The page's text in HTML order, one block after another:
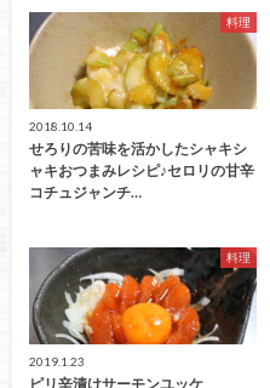
料理
2018.10.14
せろりの苦味を活かしたシャキシ
ャキおつまみレシピ♪セロリの甘辛
コチュジャンチ…
料理
2019.1.23
ピリ辛漬けサーモンユッケ